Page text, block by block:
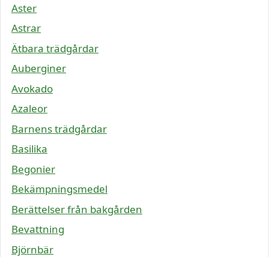
Aster
Astrar
Ätbara trädgårdar
Auberginer
Avokado
Azaleor
Barnens trädgårdar
Basilika
Begonier
Bekämpningsmedel
Berättelser från bakgården
Bevattning
Björnbär